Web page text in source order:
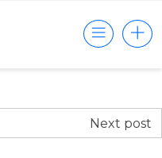
Next post